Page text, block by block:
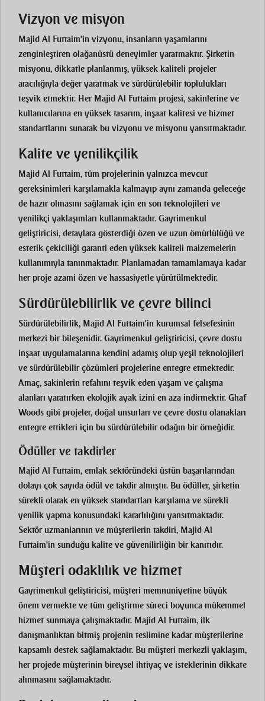
Vizyon ve misyon
Majid Al Futtaim'in vizyonu, insanların yaşamlarını
zenginleştiren olağanüstü deneyimler yaratmaktır. Şirketin
misyonu, dikkatle planlanmış, yüksek kaliteli projeler
aracılığıyla değer yaratmak ve sürdürülebilir toplulukları
teşvik etmektir. Her Majid Al Futtaim projesi, sakinlerine ve
kullanıcılarına en yüksek tasarım, inşaat kalitesi ve hizmet
standartlarını sunarak bu vizyonu ve misyonu yansıtmaktadır.
Kalite ve yenilikçilik
Majid Al Futtaim, tüm projelerinin yalnızca mevcut
gereksinimleri karşılamakla kalmayıp aynı zamanda geleceğe
de hazır olmasını sağlamak için en son teknolojileri ve
yenilikçi yaklaşımları kullanmaktadır. Gayrimenkul
geliştiricisi, detaylara gösterdiği özen ve uzun ömürlülüğü ve
estetik çekiciliği garanti eden yüksek kaliteli malzemelerin
kullanımıyla tanınmaktadır. Planlamadan tamamlamaya kadar
her proje azami özen ve hassasiyetle yürütülmektedir.
Sürdürülebilirlik ve çevre bilinci
Sürdürülebilirlik, Majid Al Futtaim'in kurumsal felsefesinin
merkezi bir bileşenidir. Gayrimenkul geliştiricisi, çevre dostu
inşaat uygulamalarına kendini adamış olup yeşil teknolojileri
ve sürdürülebilir çözümleri projelerine entegre etmektedir.
Amaç, sakinlerin refahını teşvik eden yaşam ve çalışma
alanları yaratırken ekolojik ayak izini en aza indirmektir. Ghaf
Woods gibi projeler, doğal unsurları ve çevre dostu olanakları
entegre ettikleri için bu sürdürülebilir odağın bir örneğidir.
Ödüller ve takdirler
Majid Al Futtaim, emlak sektöründeki üstün başarılarından
dolayı çok sayıda ödül ve takdir almıştır. Bu ödüller, şirketin
sürekli olarak en yüksek standartları karşılama ve sürekli
yenilik yapma konusundaki kararlılığını yansıtmaktadır.
Sektör uzmanlarının ve müşterilerin takdiri, Majid Al
Futtaim'in sunduğu kalite ve güvenilirliğin bir kanıtıdır.
Müşteri odaklılık ve hizmet
Gayrimenkul geliştiricisi, müşteri memnuniyetine büyük
önem vermekte ve tüm geliştirme süreci boyunca mükemmel
hizmet sunmaya çalışmaktadır. Majid Al Futtaim, ilk
danışmanlıktan bitmiş projenin teslimine kadar müşterilerine
kapsamlı destek sağlamaktadır. Bu müşteri merkezli yaklaşım,
her projede müşterinin bireysel ihtiyaç ve isteklerinin dikkate
alınmasını sağlamaktadır.